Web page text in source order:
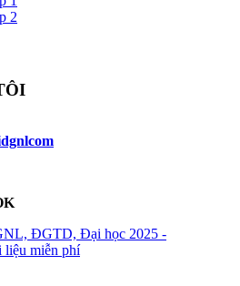
2
ĐGTD, Đại học 2025 -
liệu miễn phí